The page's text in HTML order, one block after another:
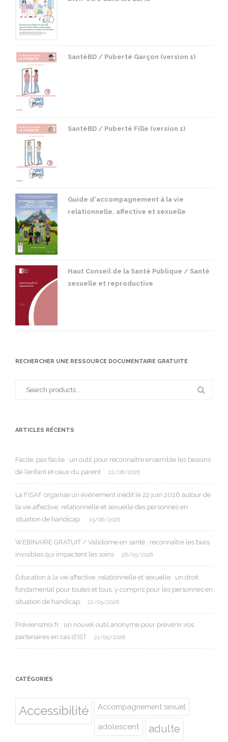
SantéBD / Puberté Garçon (version 1)
SantéBD / Puberté Fille (version 1)
Guide d'accompagnement à la vie
relationnelle, affective et sexuelle
Haut Conseil de la Santé Publique / Santé
sexuelle et reproductive
RECHERCHER UNE RESSOURCE DOCUMENTAIRE GRATUITE
ARTICLES RÉCENTS
Facile, pas facile : un outil pour reconnaître ensemble les besoins
de l’enfant et ceux du parent
22/06/2026
La FISAF organise un événement inédit le 22 juin 2026 autour de
la vie affective, relationnelle et sexuelle des personnes en
situation de handicap.
15/06/2026
WEBINAIRE GRATUIT / Validisme en santé : reconnaître les biais
invisibles qui impactent les soins
26/05/2026
Éducation à la vie affective, relationnelle et sexuelle : un droit
fondamental pour toutes et tous, y compris pour les personnes en
situation de handicap
22/05/2026
Préviensmoi.fr : un nouvel outil anonyme pour prévenir vos
partenaires en cas d’IST
21/05/2026
CATÉGORIES
Accessibilité Accompagnement sexuel
adolescent adulte